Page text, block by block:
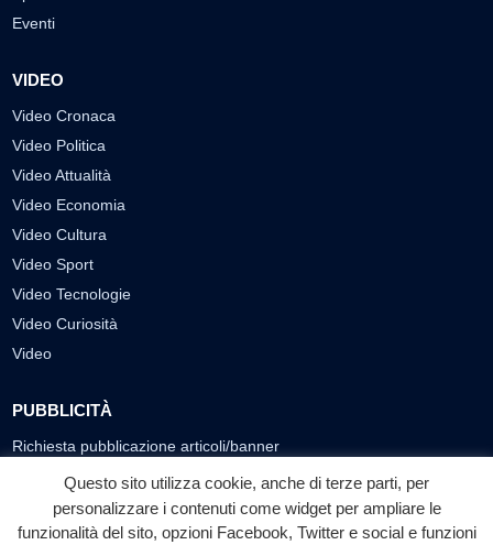
Eventi
VIDEO
Video Cronaca
Video Politica
Video Attualità
Video Economia
Video Cultura
Video Sport
Video Tecnologie
Video Curiosità
Video
PUBBLICITÀ
Richiesta pubblicazione articoli/banner
SEGUICI SUI SOCIAL
f ◎ ▶
Questo sito utilizza cookie, anche di terze parti, per
personalizzare i contenuti come widget per ampliare le
funzionalità del sito, opzioni Facebook, Twitter e social e funzioni